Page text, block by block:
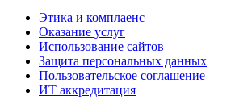
Этика и комплаенс
Оказание услуг
Использование сайтов
Защита персональных данных
Пользовательское соглашение
ИТ аккредитация